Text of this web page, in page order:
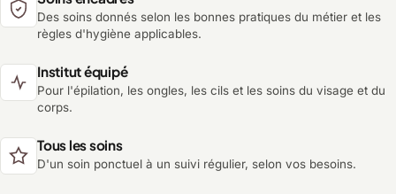
Des soins donnés selon les bonnes pratiques du métier et les
règles d'hygiène applicables.
Institut équipé
Pour l'épilation, les ongles, les cils et les soins du visage et du
corps.
Tous les soins
D'un soin ponctuel à un suivi régulier, selon vos besoins.